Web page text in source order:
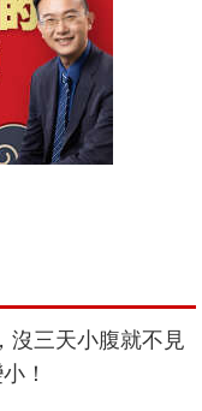
沒三天小腹就不見
！